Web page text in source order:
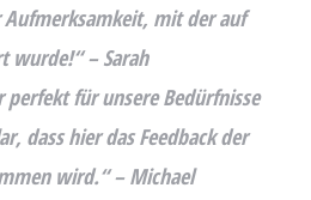
Aufmerksamkeit, mit der auf
wurde!“ – Sarah
für unsere Bedürfnisse
dass hier das Feedback der
wird.“ – Michael